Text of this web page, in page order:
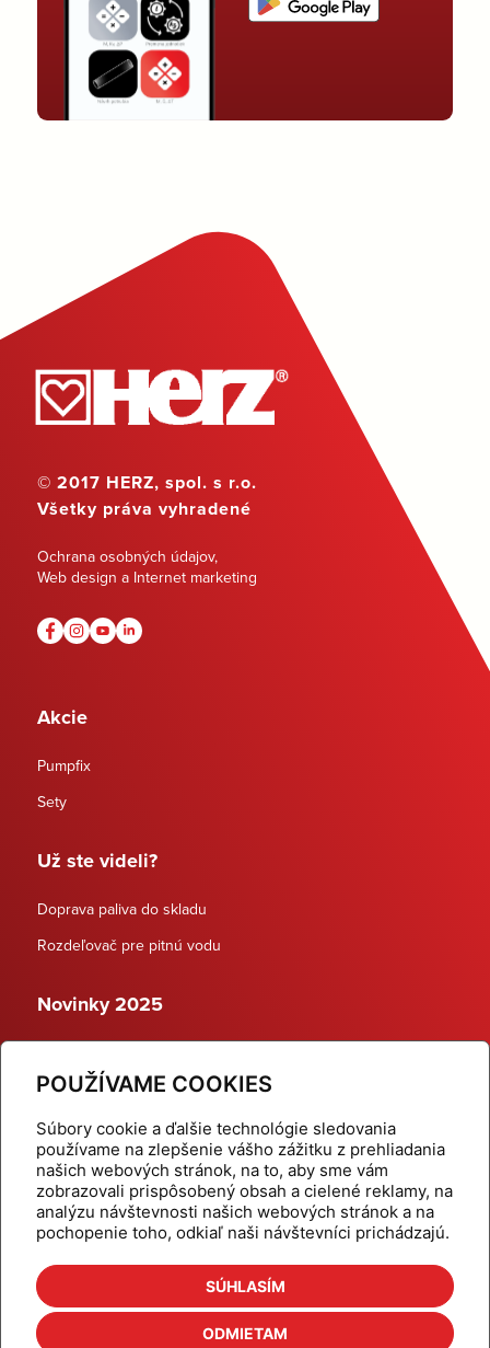
POUŽÍVAME COOKIES
Súbory cookie a ďalšie technológie sledovania
používame na zlepšenie vášho zážitku z prehliadania
našich webových stránok, na to, aby sme vám
zobrazovali prispôsobený obsah a cielené reklamy, na
analýzu návštevnosti našich webových stránok a na
pochopenie toho, odkiaľ naši návštevníci prichádzajú.
SÚHLASÍM
ODMIETAM
© 2017 HERZ, spol. s r.o.
Všetky práva vyhradené
Ochrana osobných údajov,
Web design a Internet marketing
Akcie
Pumpfix
Sety
Už ste videli?
Doprava paliva do skladu
Rozdeľovač pre pitnú vodu
Novinky 2025
Dynamické termostatické ventily
Domov
Produkty
Aktuality
Odber šikovné tipy
Kalkulačky
Cenníky
Na stiahnutie
Referencie
Kontakt